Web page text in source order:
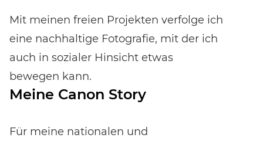
Noch keinen Event-Code? Jetztfür einen Workshop
Bewertungen erhalten.
Mit meinen freien Projekten verfolge ich
eine nachhaltige Fotografie, mit der ich
auch in sozialer Hinsicht etwas
bewegen kann.
Meine Canon Story
Für meine nationalen und